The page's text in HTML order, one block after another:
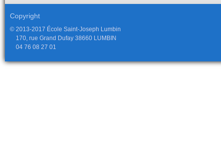
Copyright
© 2013-2017 École Saint-Joseph Lumbin
170, rue Grand Dufay 38660 LUMBIN
04 76 08 27 01